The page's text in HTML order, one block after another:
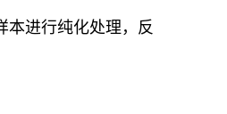
本进行纯化处理，反